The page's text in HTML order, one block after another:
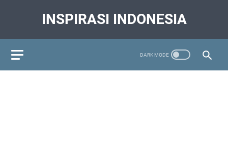
INSPIRASI INDONESIA